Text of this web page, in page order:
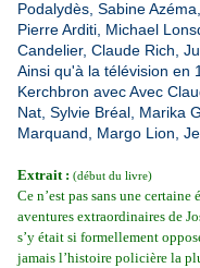
Podalydès, Sabine
Pierre Arditi, Michael
Candelier, Claude Rich,
Ainsi qu'à la télévision en
Kerchbron avec Avec
Nat, Sylvie Bréal, Marika
Marquand, Margo Lion,
Extrait : (début du livre)
Ce n’est pas sans une
aventures extraordinaires de
s’y était si formellement
jamais l’histoire policière la